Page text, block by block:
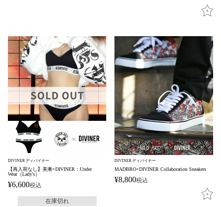
DIVINER ディバイナー
【再入荷なし】美漸×DIVINER：Under
Wear（Lady's）
¥6,600税込
在庫切れ
DIVINER ディバイナー
MADBRO×DIVINER Collaboration Sneakers
¥8,800税込